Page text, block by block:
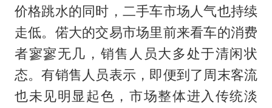
价格跳水的同时，二手车市场人气也持续
走低。偌大的交易市场里前来看车的消费
者寥寥无几，销售人员大多处于清闲状
态。有销售人员表示，即便到了周末客流
也未见明显起色，市场整体进入传统淡